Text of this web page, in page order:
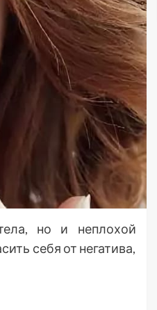
но и неплохой
себя от негатива,